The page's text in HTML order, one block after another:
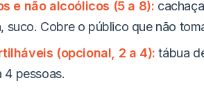
e não alcoólicos (5 a 8):
suco. Cobre o público que não
(opcional, 2 a 4): tábua
4 pessoas.